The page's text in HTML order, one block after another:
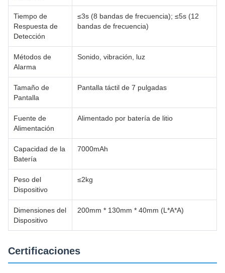
Tiempo de
Respuesta de
Detección
≤3s (8 bandas de frecuencia); ≤5s (12
bandas de frecuencia)
Métodos de
Alarma
Sonido, vibración, luz
Tamaño de
Pantalla
Pantalla táctil de 7 pulgadas
Fuente de
Alimentación
Alimentado por batería de litio
Capacidad de la
Batería
7000mAh
Peso del
Dispositivo
≤2kg
Dimensiones del
Dispositivo
200mm * 130mm * 40mm (L*A*A)
Certificaciones